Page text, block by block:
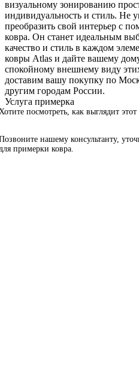
визуальному зонированию
индивидуальность и стиль. Не
преобразить свой интерьер с
ковра. Он станет идеальным
качество и стиль в каждом
ковры Atlas и дайте вашему
спокойному внешнему виду
доставим вашу покупку по
другим городам России.
Услуга примерка
посмотреть, как выглядит
нашему консультанту,
примерки ковра.